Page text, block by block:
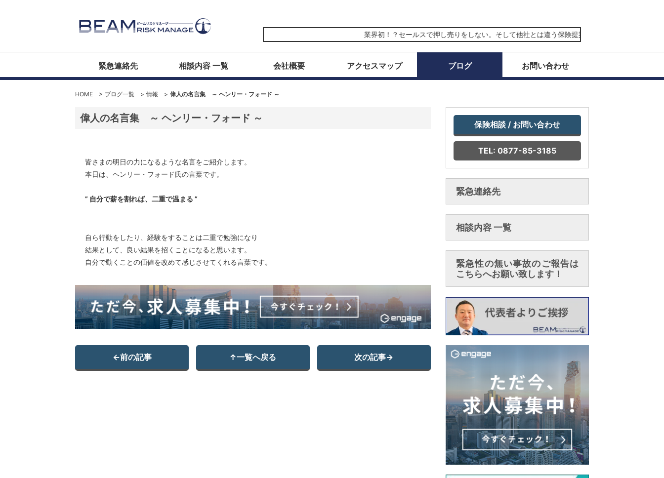
業界初！？セールスで押し売りをしない。そして他社とは違う保険提案からは、真に頼れる価値観
緊急連絡先 相談内容 一覧 会社概要 アクセスマップ ブログ お問い合わせ
HOME > ブログ一覧 > 情報 > 偉人の名言集 ～ ヘンリー・フォード ～
偉人の名言集 ～ ヘンリー・フォード ～
皆さまの明日の力になるような名言をご紹介します。
本日は、ヘンリー・フォード氏の言葉です。
” 自分で薪を割れば、二重で温まる ”
自ら行動をしたり、経験をすることは二重で勉強になり
結果として、良い結果を招くことになると思います。
自分で動くことの価値を改めて感じさせてくれる言葉です。
←前の記事 ↑一覧へ戻る 次の記事→
保険相談 / お問い合わせ
TEL: 0877-85-3185
緊急連絡先
相談内容 一覧
緊急性の無い事故のご報告は
こちらへお願い致します！